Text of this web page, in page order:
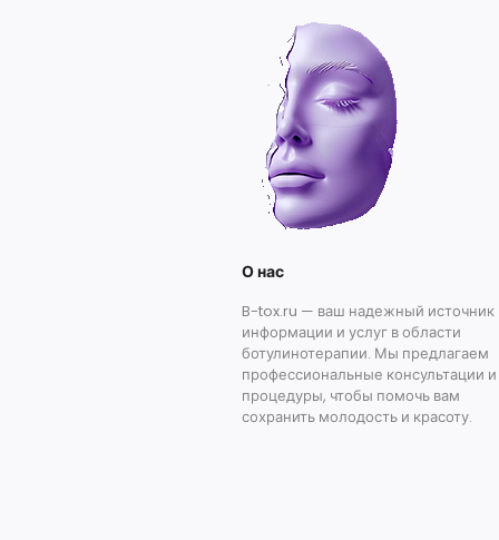
О нас
B-tox.ru — ваш надежный источник
информации и услуг в области
ботулинотерапии. Мы предлагаем
профессиональные консультации и
процедуры, чтобы помочь вам
сохранить молодость и красоту.